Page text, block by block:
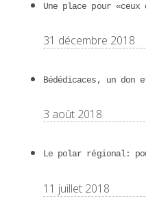
Une place pour
31 décembre 2018
Bédédicaces, un don
3 août 2018
Le polar régional:
11 juillet 2018